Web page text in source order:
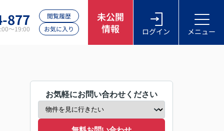
877
～19:00
閲覧履歴
お気に入り
未公開
情報
ログイン メニュー
お気軽にお問い合わせください